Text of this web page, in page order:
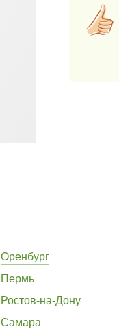
Оренбург
Пермь
Ростов-на-Дону
Самара